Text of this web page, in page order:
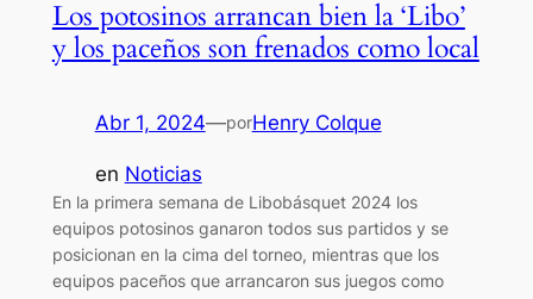
Los potosinos arrancan bien la ‘Libo’
y los paceños son frenados como local
Abr 1, 2024—porHenry Colque
en Noticias
En la primera semana de Libobásquet 2024 los
equipos potosinos ganaron todos sus partidos y se
posicionan en la cima del torneo, mientras que los
equipos paceños que arrancaron sus juegos como